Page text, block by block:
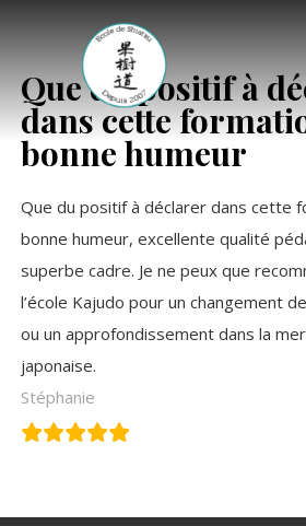
Que du positif à
dans cette
bonne humeur
Que du positif à déclarer dans cette
bonne humeur, excellente qualité
superbe cadre. Je nepeux que
l’école Kajudo pour un changement
ou un approfondissement dans la
japonaise.
Stéphanie